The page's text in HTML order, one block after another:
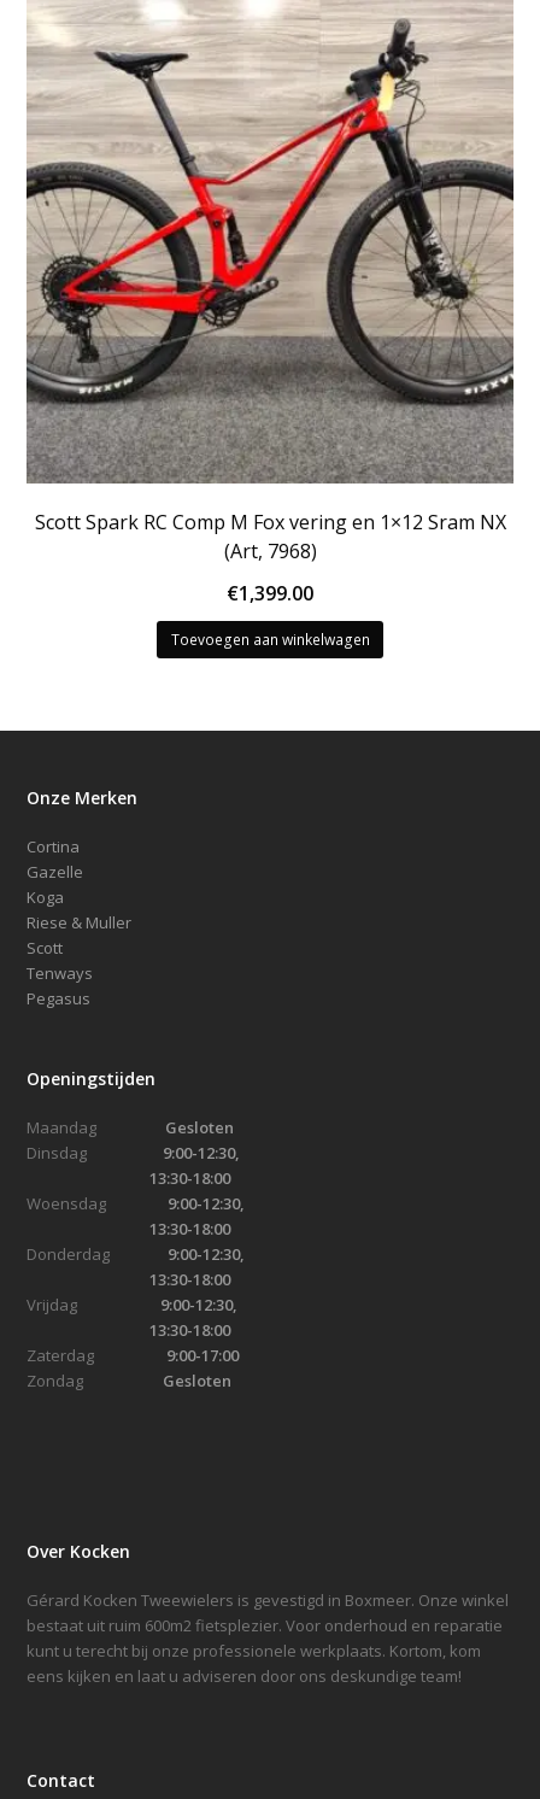
Scott Spark RC Comp M Fox vering en 1×12 Sram NX
(Art, 7968)
€1,399.00
Toevoegen aan winkelwagen
Onze Merken
Cortina
Gazelle
Koga
Riese & Muller
Scott
Tenways
Pegasus
Openingstijden
Maandag Gesloten
Dinsdag 9:00-12:30,
13:30-18:00
Woensdag
9:00-12:30,
13:30-18:00
Donderdag 9:00-12:30,
13:30-18:00
Vrijdag 9:00-12:30,
13:30-18:00
Zaterdag 9:00-17:00
Zondag Gesloten
Over Kocken
Gérard Kocken Tweewielers is gevestigd in Boxmeer. Onze winkel
bestaat uit ruim 600m2 fietsplezier. Voor onderhoud en reparatie
kunt u terecht bij onze professionele werkplaats. Kortom, kom
eens kijken en laat u adviseren door ons deskundige team!
Contact